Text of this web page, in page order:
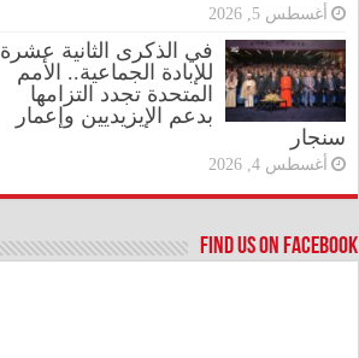
أغسطس 5, 2026
في الذكرى الثانية عشرة
للإبادة الجماعية.. الأمم
المتحدة تجدد التزامها
بدعم الإيزيديين وإعمار
سنجار
أغسطس 4, 2026
Find us on Facebook